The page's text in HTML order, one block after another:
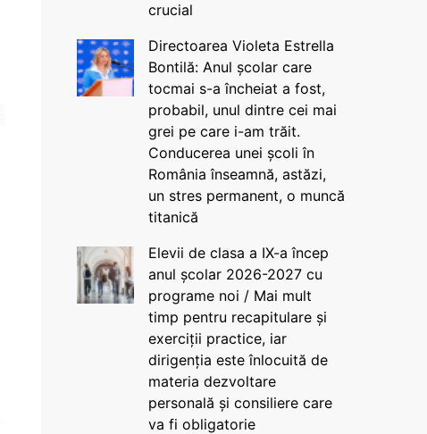
crucial
Directoarea Violeta Estrella
Bontilă: Anul școlar care
tocmai s-a încheiat a fost,
probabil, unul dintre cei mai
grei pe care i-am trăit.
Conducerea unei școli în
România înseamnă, astăzi,
un stres permanent, o muncă
titanică
Elevii de clasa a IX-a încep
anul școlar 2026-2027 cu
programe noi / Mai mult
timp pentru recapitulare și
exerciții practice, iar
dirigenția este înlocuită de
materia dezvoltare
personală și consiliere care
va fi obligatorie